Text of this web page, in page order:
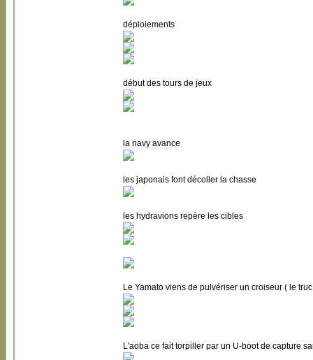
déploiements
début des tours de jeux
la navy avance
les japonais font décoller la chasse
les hydravions repère les cibles
Le Yamato viens de pulvériser un croiseur ( le
L'aoba ce fait torpiller par un U-boot de capture